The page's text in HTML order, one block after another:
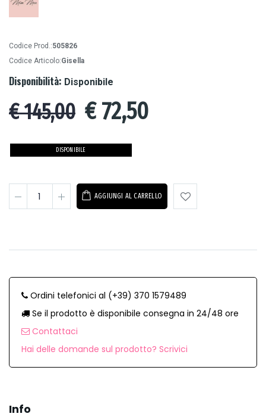
Codice Prod.:505826
Codice Articolo:Gisella
Disponibilità: Disponibile
€ 145,00 €72,50
DISPONIBILE
AGGIUNGI AL CARRELLO
Ordini telefonici al (+39) 370 1579489
Se il prodotto è disponibile consegna in 24/48 ore
Contattaci
Hai delle domande sul prodotto? Scrivici
Info